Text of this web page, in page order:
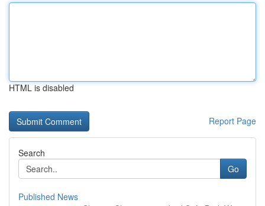
HTML is disabled
Report Page
Search
Go
Published News